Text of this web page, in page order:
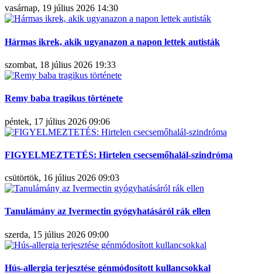
vasárnap, 19 július 2026 14:30
Hármas ikrek, akik ugyanazon a napon lettek autisták
szombat, 18 július 2026 19:33
Remy baba tragikus története
péntek, 17 július 2026 09:06
FIGYELMEZTETÉS: Hirtelen csecsemőhalál-szindróma
csütörtök, 16 július 2026 09:03
Tanulámány az Ivermectin gyógyhatásáról rák ellen
szerda, 15 július 2026 09:00
Hús-allergia terjesztése génmódosított kullancsokkal